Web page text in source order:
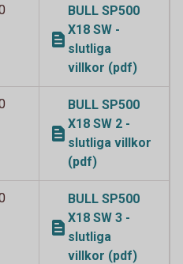
BULL SP500
X18 SW -
slutliga
villkor (pdf)
BULL SP500
X18 SW 2 -
slutliga villkor
(pdf)
BULL SP500
X18 SW 3 -
slutliga
villkor (pdf)